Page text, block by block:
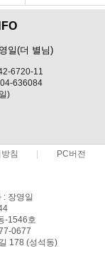
일(더 별님)
6720-11
636084
)
침 PC버전
: 장영일
-1546호
0677
178 (성석동)